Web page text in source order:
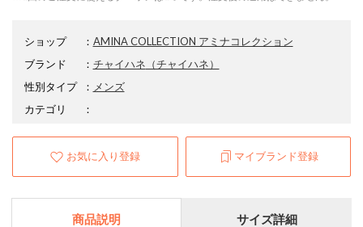
ショップ ： AMINA COLLECTION アミナコレクション
ブランド
： チャイハネ （チャイハネ）
性別タイプ
： メンズ
カテゴリ
：
お気に入り登録 マイブランド登録
商品説明 サイズ詳細